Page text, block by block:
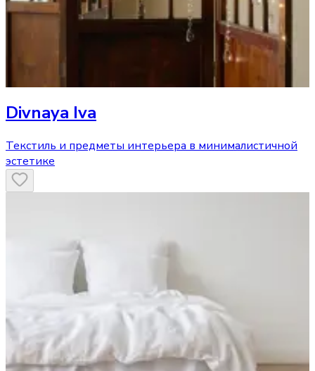
Divnaya Iva
Текстиль и предметы интерьера в минималистичной
эстетике